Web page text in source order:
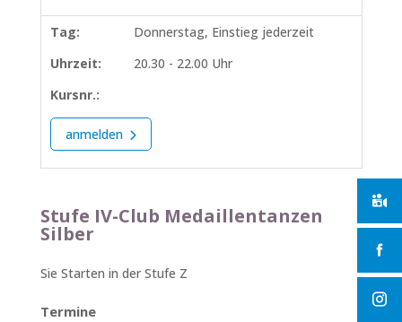
Tag:
Donnerstag, Einstieg jederzeit
Uhrzeit:
20.30 - 22.00 Uhr
Kursnr.:
anmelden
Stufe IV-Club Medaillentanzen
Silber
Sie Starten in der Stufe Z
Termine